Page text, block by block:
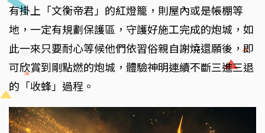
有掛上「文衡帝君」的紅燈籠，則屋內或是帳棚等
地，一定有規劃保護區，守護好施工完成的炮城，如
此一來只要耐心等候他們依習俗親自謝燒還願後，即
可欣賞到剛點燃的炮城，體驗神明連續不斷三進三退
的「收蜂」過程。